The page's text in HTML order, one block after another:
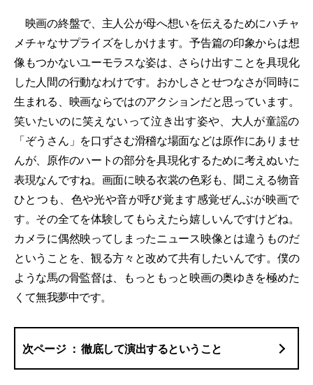
映画の終盤で、主人公が母へ想いを伝えるためにハチャ
メチャなサプライズをしかけます。予告篇の印象からは想
像もつかないユーモラスな姿は、さらけ出すことを具現化
した人間の行動なわけです。おかしさとせつなさが同時に
生まれる、映画ならではのアクションだと思っています。
笑いたいのに笑えないって泣き出す姿や、大人が童謡の
「ぞうさん」を口ずさむ滑稽な場面などは原作にありませ
んが、原作のハートの部分を具現化するために考えぬいた
表現なんですね。画面に映る衣裳の色彩も、聞こえる物音
ひとつも、色や光や音が呼び覚ます感覚ぜんぶが映画で
す。その全てを体験してもらえたら嬉しいんですけどね。
カメラに偶然映ってしまったニュース映像とは違うものだ
ということを、観る方々と改めて共有したいんです。僕の
ような馬の骨監督は、もっともっと映画の奥ゆきを極めた
くて無我夢中です。
徹底して演出するということ